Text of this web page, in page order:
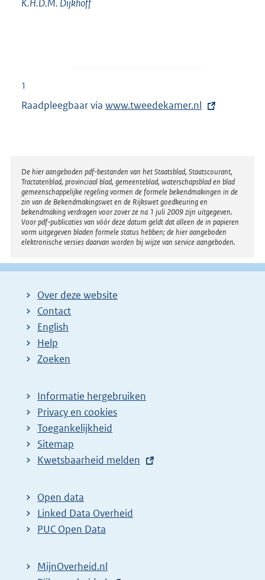
K.H.D.M. Dijkhoff
1
Raadpleegbaar via E
r
n
e
l
i
n
k
www.tweedekamer.nl
Disclaimer
De hier aangeboden pdf-bestanden van het Staatsblad, Staatscourant,
Tractatenblad, provinciaal blad, gemeenteblad, waterschapsblad en blad
gemeenschappelijke regeling vormen de formele bekendmakingen in de
zin van de Bekendmakingswet en de Rijkswet goedkeuring en
bekendmaking verdragen voor zover ze na 1 juli 2009 zijn uitgegeven.
Voor pdf-publicaties van vóór deze datum geldt dat alleen de in papieren
vorm uitgegeven bladen formele status hebben; de hier aangeboden
elektronische versies daarvan worden bij wijze van service aangeboden.
Over deze website
Contact
English
Help
Zoeken
Informatie hergebruiken
Privacy en cookies
Toegankelijkheid
Sitemap
E
t
e
r
l
Kwetsbaarheid melden
Open data
Linked Data Overheid
PUC Open Data
MijnOverheid.nl